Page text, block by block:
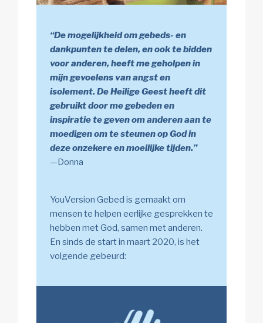
“De mogelijkheid om gebeds- en
dankpunten te delen, en ook te bidden
voor anderen, heeft me geholpen in
mijn gevoelens van angst en
isolement. De Heilige Geest heeft dit
gebruikt door me gebeden en
inspiratie te geven om anderen aan te
moedigen om te steunen op God in
deze onzekere en moeilijke tijden.”
—Donna
YouVersion Gebed is gemaakt om
mensen te helpen eerlijke gesprekken te
hebben met God, samen met anderen.
En sinds de start in maart 2020, is het
volgende gebeurd: